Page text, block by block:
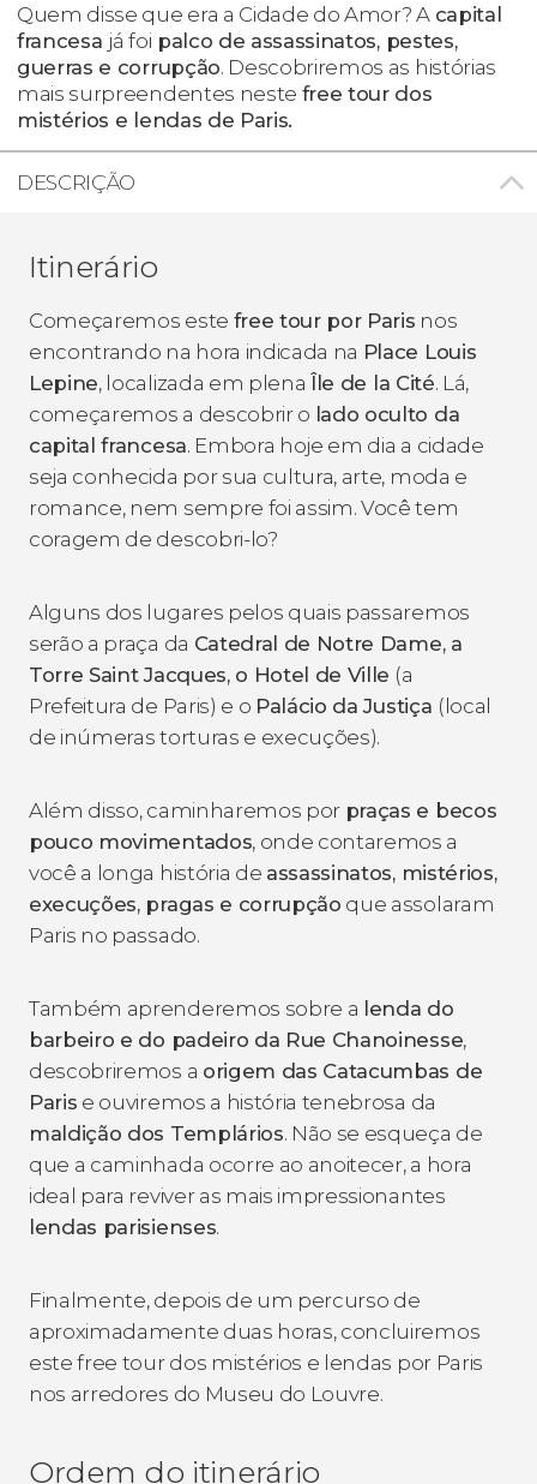
Quem disse que era a Cidade do Amor? A capital
francesa já foi palco de assassinatos, pestes,
guerras e corrupção. Descobriremos as histórias
mais surpreendentes neste free tour dos
mistérios e lendas de Paris.
DESCRIÇÃO
Itinerário
Começaremos este free tour por Paris nos
encontrando na hora indicada na Place Louis
Lepine, localizada em plenaÎle de la Cité. Lá,
começaremos a descobrir o lado oculto da
capital francesa. Embora hoje em dia a cidade
seja conhecida por sua cultura, arte, moda e
romance, nem sempre foi assim. Você tem
coragem de descobri-lo?
Alguns dos lugares pelos quais passaremos
serão a praça da Catedral de Notre Dame, a
Torre Saint Jacques, o Hotel de Ville (a
Prefeitura de Paris) e o Palácio da Justiça (local
de inúmeras torturas e execuções).
Além disso, caminharemos por praças e becos
pouco movimentados, onde contaremos a
você a longa história de assassinatos, mistérios,
execuções, pragas e corrupção que assolaram
Paris no passado.
Também aprenderemos sobre a lenda do
barbeiro e do padeiro da Rue Chanoinesse,
descobriremos a origem das Catacumbas de
Paris e ouviremos a história tenebrosa da
maldição dos Templários. Não se esqueça de
que a caminhada ocorre ao anoitecer, a hora
ideal para reviver as mais impressionantes
lendas parisienses.
Finalmente, depois de um percurso de
aproximadamente duas horas, concluiremos
este free tour dos mistérios e lendas por Paris
nos arredores do Museu do Louvre.
Ordem do itinerário